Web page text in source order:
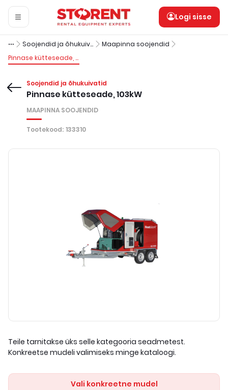
Logi sisse
Soojendid ja õhukuivatid
Maapinna soojendid
Pinnase kütteseade, 103kW
Soojendid ja õhukuivatid
Pinnase kütteseade, 103kW
MAAPINNA SOOJENDID
Tootekood: 133310
Teile tarnitakse üks selle kategooria seadmetest.
Konkreetse mudeli valimiseks minge kataloogi.
Vali konkreetne mudel